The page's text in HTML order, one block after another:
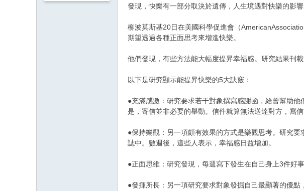
發現，快樂有一部分取決於遺傳，人生境遇對快樂的影
柳波莫斯基20日在美國科學促進會（
期望透過各種正面思考來增進快樂。
他們發現，有些方法能大幅度提昇幸福感。研究結果刊
以下是研究顯示能提昇快樂的5大訣竅：
●充滿感激：研究要求若干對象撰寫感謝函，給曾幫助
是，寄信並非必要的舉動。信件就算無法送達對方，寫信
●保持樂觀：另一項頗有效果的方式是樂觀思考。研究
誌中。數週後，這些人表示，幸福感日益增加。
●正面思維：研究發現，每週寫下發生在自己身上3件好
●發揮所長：另一項研究要求對象發掘自己最顯著的優